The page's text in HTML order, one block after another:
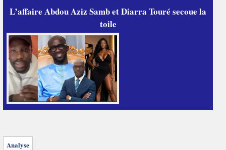
L’affaire Abdou Aziz Samb et Diarra Touré secoue la
toile
Analyse